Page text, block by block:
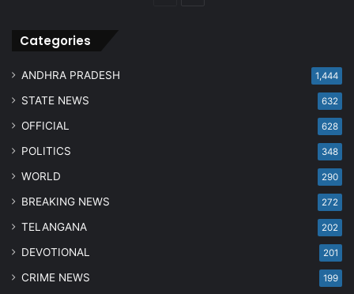
Categories
ANDHRA PRADESH 1,444
STATE NEWS 632
OFFICIAL 628
POLITICS 348
WORLD 290
BREAKING NEWS 272
TELANGANA 202
DEVOTIONAL 201
CRIME NEWS 199